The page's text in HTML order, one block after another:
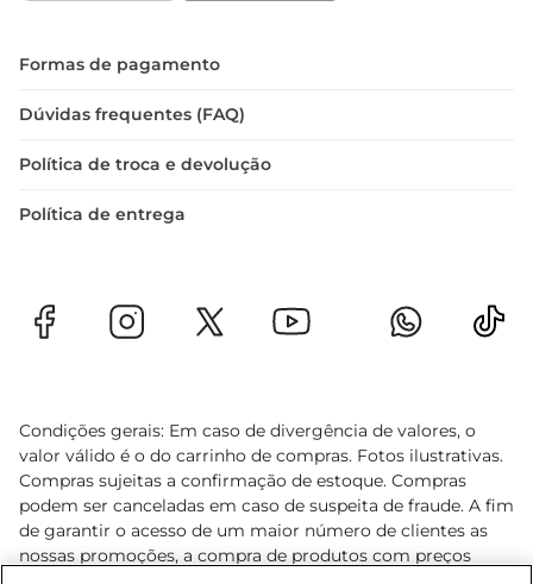
Formas de pagamento
Dúvidas frequentes (FAQ)
Política de troca e devolução
Política de entrega
Condições gerais: Em caso de divergência de valores, o
valor válido é o do carrinho de compras. Fotos ilustrativas.
Compras sujeitas a confirmação de estoque. Compras
podem ser canceladas em caso de suspeita de fraude. A fim
de garantir o acesso de um maior número de clientes as
nossas promoções, a compra de produtos com preços